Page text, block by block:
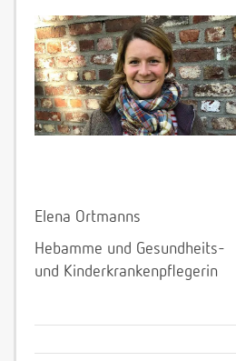
Elena Ortmanns
Hebamme und Gesundheits-
und Kinderkrankenpflegerin